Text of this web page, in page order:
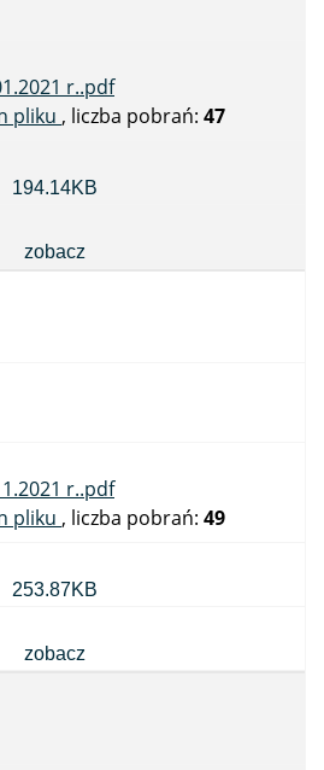
r..pdf
pliku , liczba pobrań: 47
194.14KB
zobacz
r..pdf
pliku , liczba pobrań: 49
253.87KB
zobacz